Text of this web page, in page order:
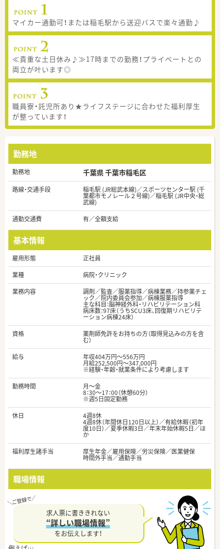
マイカー通勤可！または稲毛駅から送迎バスで楽々通勤♪
≪貴重な土日休み♪≫17時までの勤務！プライベートとの
両立が叶います◎
職員寮・託児所あり★ライフステージに合わせた福利厚生
が整っています！
勤務地
勤務地 千葉県 千葉市稲毛区
路線・交通手段 稲毛駅 (JR総武本線)／スポーツセンター駅 (千
葉都市モノレール２号線)／稲毛駅 (JR中央・総
武線)
通勤交通費
有／全額支給
基本情報
雇用形態
正社員
業種
病院・クリニック
業務内容
調剤／監査／服薬指導／病棟業務／持参薬チェ
ック／院内委員会参加／病棟服薬指導
主な科目：脳神経外科・リハビリテーション科
病床数：97床（うちSCU3床、回復期リハビリテ
ーション病棟24床）
資格
薬剤師免許をお持ちの方（取得見込みの方を含
む）
給与
年収404万円～556万円
月給252,500円～347,000円
※経験・年齢・就業条件により考慮します
勤務時間
月～金
8：30～17：00（休憩60分）
※週5日固定勤務
休日
4週8休
4週8休（年間休日120日以上）／有給休暇（初年
度10日）／夏季休暇3日／年末年始休暇5日／ほ
か
福利厚生諸手当
厚生年金／雇用保険／労災保険／医業健保
時間外手当／通勤手当
職場情報
求人票に書ききれない
“詳しい職場情報”
をお伝えします！